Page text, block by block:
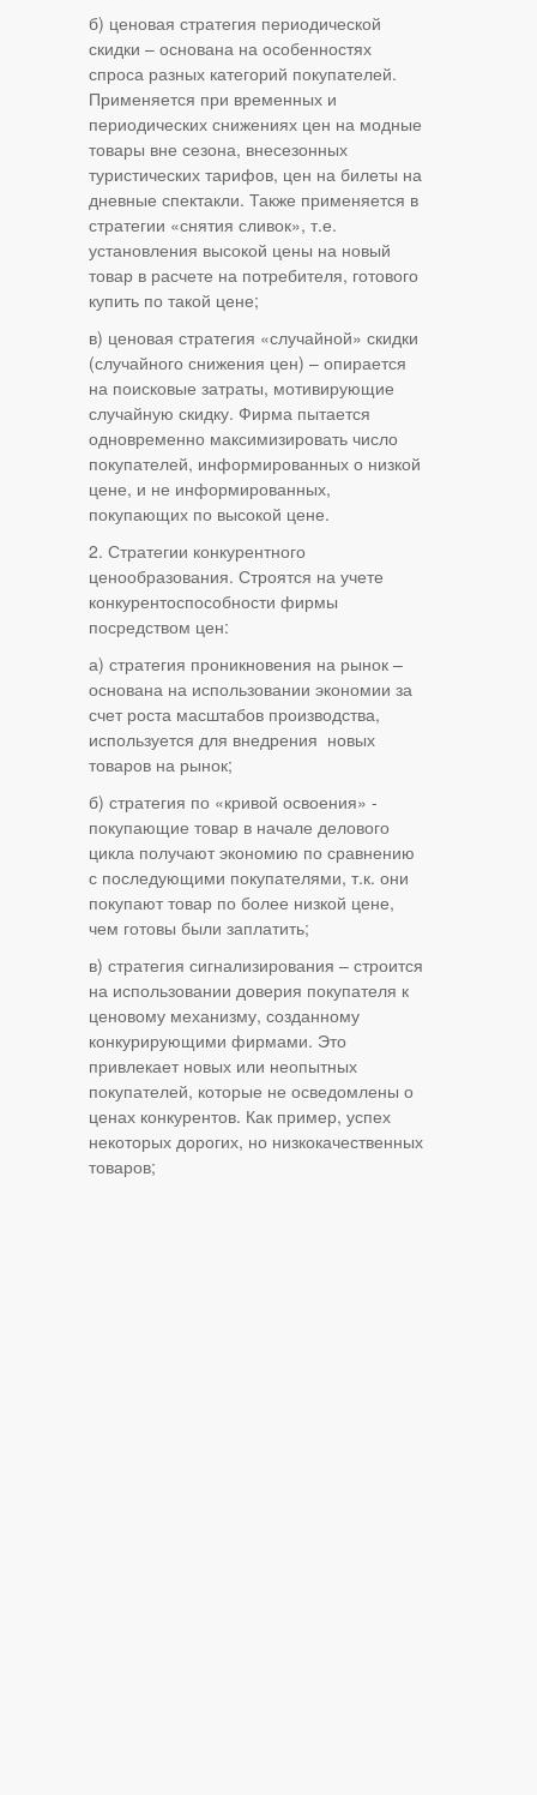
б) ценовая стратегия периодической
скидки – основана на особенностях
спроса разных категорий покупателей.
Применяется при временных и
периодических снижениях цен на модные
товары вне сезона, внесезонных
туристических тарифов, цен на билеты на
дневные спектакли. Также применяется в
стратегии «снятия сливок», т.е.
установления высокой цены на новый
товар в расчете на потребителя, готового
купить по такой цене;
в) ценовая стратегия «случайной» скидки
(случайного снижения цен) – опирается
на поисковые затраты, мотивирующие
случайную скидку. Фирма пытается
одновременно максимизировать число
покупателей, информированных о низкой
цене, и не информированных,
покупающих по высокой цене.
2. Стратегии конкурентного
ценообразования. Строятся на учете
конкурентоспособности фирмы
посредством цен:
а) стратегия проникновения на рынок –
основана на использовании экономии за
счет роста масштабов производства,
используется для внедрения новых
товаров на рынок;
б) стратегия по «кривой освоения» -
покупающие товар в начале делового
цикла получают экономию по сравнению
с последующими покупателями, т.к. они
покупают товар по более низкой цене,
чем готовы были заплатить;
в) стратегия сигнализирования – строится
на использовании доверия покупателя к
ценовому механизму, созданному
конкурирующими фирмами. Это
привлекает новых или неопытных
покупателей, которые не осведомлены о
ценах конкурентов. Как пример, успех
некоторых дорогих, но низкокачественных
товаров;